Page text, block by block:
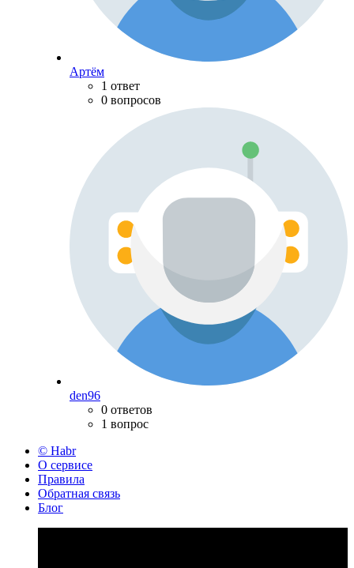
Артём
1 ответ
0 вопросов
den96
0 ответов
1 вопрос
© Habr
О сервисе
Правила
Обратная связь
Блог